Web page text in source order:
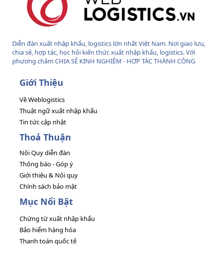
Diễn đàn xuất nhập khẩu, logistics lớn nhất Việt Nam. Nơi giao lưu,
chia sẻ, hợp tác, học hỏi kiến thức xuất nhập khẩu, logistics. Với
phương châm CHIA SẺ KINH NGHIỆM - HỢP TÁC THÀNH CÔNG
Giới Thiệu
Về Weblogistics
Thuật ngữ xuất nhập khẩu
Tin tức cập nhật
Thoả Thuận
Nội Quy diễn đàn
Thông báo - Góp ý
Giới thiệu & Nội quy
Chính sách bảo mật
Mục Nổi Bật
Chứng từ xuất nhập khẩu
Bảo hiểm hàng hóa
Thanh toán quốc tế